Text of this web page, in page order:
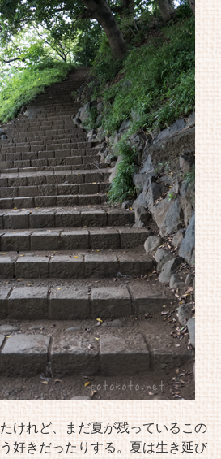
けれど、まだ夏が残っているこの
好きだったりする。夏は生き延び